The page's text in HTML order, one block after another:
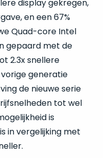
display gekregen,
en een 67%
Quad-core Intel
gepaard met de
2.3x snellere
generatie
de nieuwe serie
tot wel
is
in vergelijking met